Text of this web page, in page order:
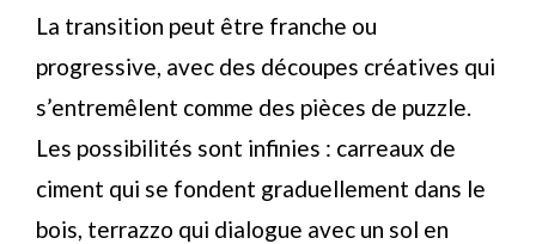
La transition peut être franche ou
progressive, avec des découpes créatives qui
s’entremêlent comme des pièces de puzzle.
Les possibilités sont infinies : carreaux de
ciment qui se fondent graduellement dans le
bois, terrazzo qui dialogue avec un sol en